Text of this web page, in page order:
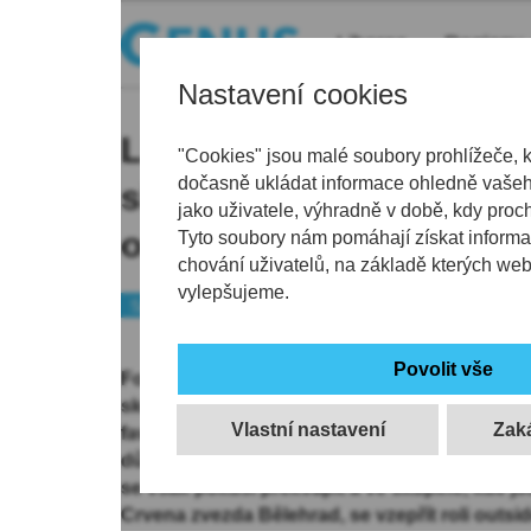
Nastavení cookies
"Cookies" jsou malé soubory prohlížeče,
dočasně ukládat informace ohledně
jako uživatele, výhradně v době, kdy
Tyto soubory nám pomáhají získat
chování uživatelů, na základě kterých
vylepšujeme.
Vlastní nastavení
Liberec Regiony
Liberec doma proti
skupiny Evropské ligy.
o to víc, že se nehraje
Fotbal
Sport
Fotbalisté Liberce dnes domácím zápasem
skupiny Evropské ligy, kde se představí po
favoritem je belgický soupeř i proto, že
důvodu koronavirové krize nehrál soutěžní
se však pokusí překvapit a ve skupině, kde
Crvena zvezda Bělehrad, se vzepřít roli